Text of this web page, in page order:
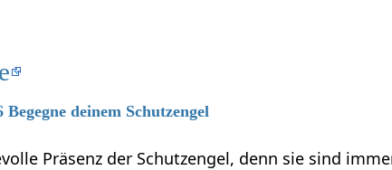
Begegne deinem Schutzengel
Präsenz der Schutzengel, denn sie sind